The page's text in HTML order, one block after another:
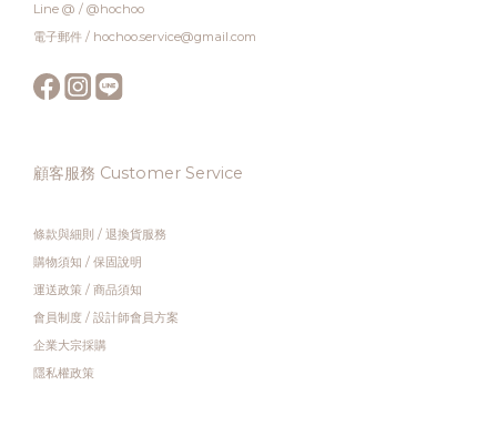
Line @ / @hochoo
電子郵件 / hochoo.service@gmail.com
顧客服務 Customer Service
條款與細則 / 退換貨服務
購物須知 / 保固說明
運送政策 / 商品須知
會員制度 / 設計師會員方案
企業大宗採購
隱私權政策